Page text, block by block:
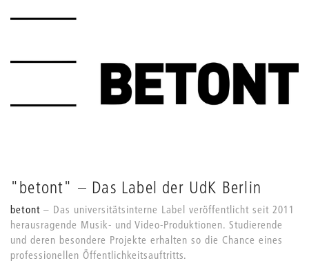
"betont" – Das Label der UdK Berlin
betont
Das universitätsinterne Label veröffentlicht seit 2011
herausragende Musik- und Video-Produktionen. Studierende
und deren besondere Projekte erhalten so die Chance eines
professionellen Öffentlichkeitsauftritts.